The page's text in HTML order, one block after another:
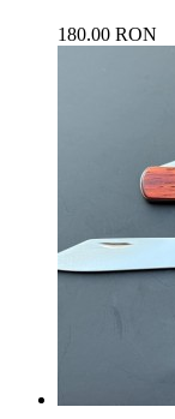
180.00 RON